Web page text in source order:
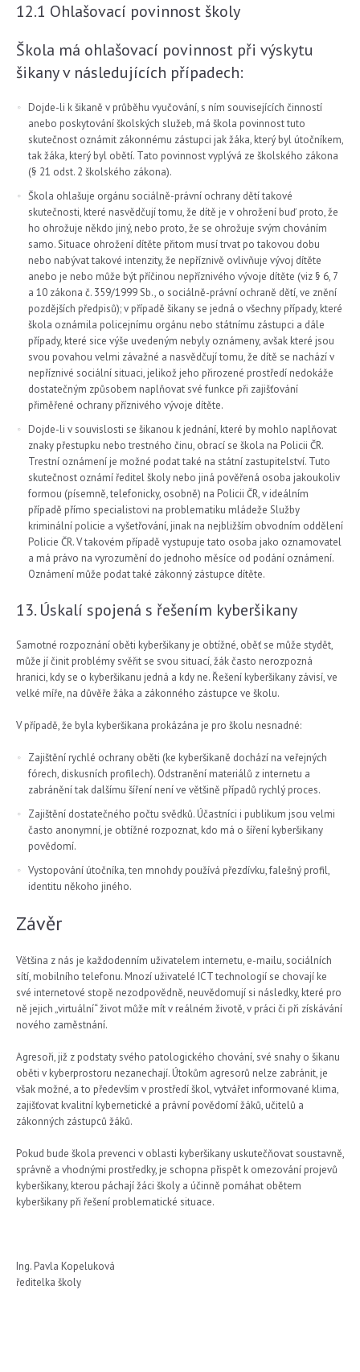
12.1 Ohlašovací povinnost školy
Škola má ohlašovací povinnost při výskytu
šikany v následujících případech:
Dojde-li k šikaně v průběhu vyučování, s ním souvisejících činností
anebo poskytování školských služeb, má škola povinnost tuto
skutečnost oznámit zákonnému zástupci jak žáka, který byl útočníkem,
tak žáka, který byl obětí. Tato povinnost vyplývá ze školského zákona
(§ 21 odst. 2 školského zákona).
Škola ohlašuje orgánu sociálně-právní ochrany dětí takové
skutečnosti, které nasvědčují tomu, že dítě je v ohrožení buď proto, že
ho ohrožuje někdo jiný, nebo proto, že se ohrožuje svým chováním
samo. Situace ohrožení dítěte přitom musí trvat po takovou dobu
nebo nabývat takové intenzity, že nepříznivě ovlivňuje vývoj dítěte
anebo je nebo může být příčinou nepříznivého vývoje dítěte (viz § 6, 7
a 10 zákona č. 359/1999 Sb., o sociálně-právní ochraně dětí, ve znění
pozdějších předpisů); v případě šikany se jedná o všechny případy, které
škola oznámila policejnímu orgánu nebo státnímu zástupci a dále
případy, které sice výše uvedeným nebyly oznámeny, avšak které jsou
svou povahou velmi závažné a nasvědčují tomu, že dítě se nachází v
nepříznivé sociální situaci, jelikož jeho přirozené prostředí nedokáže
dostatečným způsobem naplňovat své funkce při zajišťování
přiměřené ochrany příznivého vývoje dítěte.
Dojde-li v souvislosti se šikanou k jednání, které by mohlo naplňovat
znaky přestupku nebo trestného činu, obrací se škola na Policii ČR.
Trestní oznámení je možné podat také na státní zastupitelství. Tuto
skutečnost oznámí ředitel školy nebo jiná pověřená osoba jakoukoliv
formou (písemně, telefonicky, osobně) na Policii ČR, v ideálním
případě přímo specialistovi na problematiku mládeže Služby
kriminální policie a vyšetřování, jinak na nejbližším obvodním oddělení
Policie ČR. V takovém případě vystupuje tato osoba jako oznamovatel
a má právo na vyrozumění do jednoho měsíce od podání oznámení.
Oznámení může podat také zákonný zástupce dítěte.
13. Úskalí spojená s řešením kyberšikany
Samotné rozpoznání oběti kyberšikany je obtížné, oběť se může stydět,
může jí činit problémy svěřit se svou situací, žák často nerozpozná
hranici, kdy se o kyberšikanu jedná a kdy ne. Řešení kyberšikany závisí, ve
velké míře, na důvěře žáka a zákonného zástupce ve školu.
V případě, že byla kyberšikana prokázána je pro školu nesnadné:
Zajištění rychlé ochrany oběti (ke kyberšikaně dochází na veřejných
fórech, diskusních profilech). Odstranění materiálů z internetu a
zabránění tak dalšímu šíření není ve většině případů rychlý proces.
Zajištění dostatečného počtu svědků. Účastníci i publikum jsou velmi
často anonymní, je obtížné rozpoznat, kdo má o šíření kyberšikany
povědomí.
Vystopování útočníka, ten mnohdy používá přezdívku, falešný profil,
identitu někoho jiného.
Závěr
Většina z nás je každodenním uživatelem internetu, e-mailu, sociálních
sítí, mobilního telefonu. Mnozí uživatelé ICT technologií se chovají ke
své internetové stopě nezodpovědně, neuvědomují si následky, které pro
ně jejich „virtuální“ život může mít v reálném životě, v práci či při získávání
nového zaměstnání.
Agresoři, již z podstaty svého patologického chování, své snahy o šikanu
oběti v kyberprostoru nezanechají. Útokům agresorů nelze zabránit, je
však možné, a to především v prostředí škol, vytvářet informované klima,
zajišťovat kvalitní kybernetické a právní povědomí žáků, učitelů a
zákonných zástupců žáků.
Pokud bude škola prevenci v oblasti kyberšikany uskutečňovat soustavně,
správně a vhodnými prostředky, je schopna přispět k omezování projevů
kyberšikany, kterou páchají žáci školy a účinně pomáhat obětem
kyberšikany při řešení problematické situace.
Ing. Pavla Kopeluková
ředitelka školy